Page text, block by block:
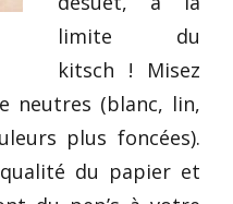
limite du
kitsch ! Misez
neutres (blanc, lin,
plus foncées).
du papier et